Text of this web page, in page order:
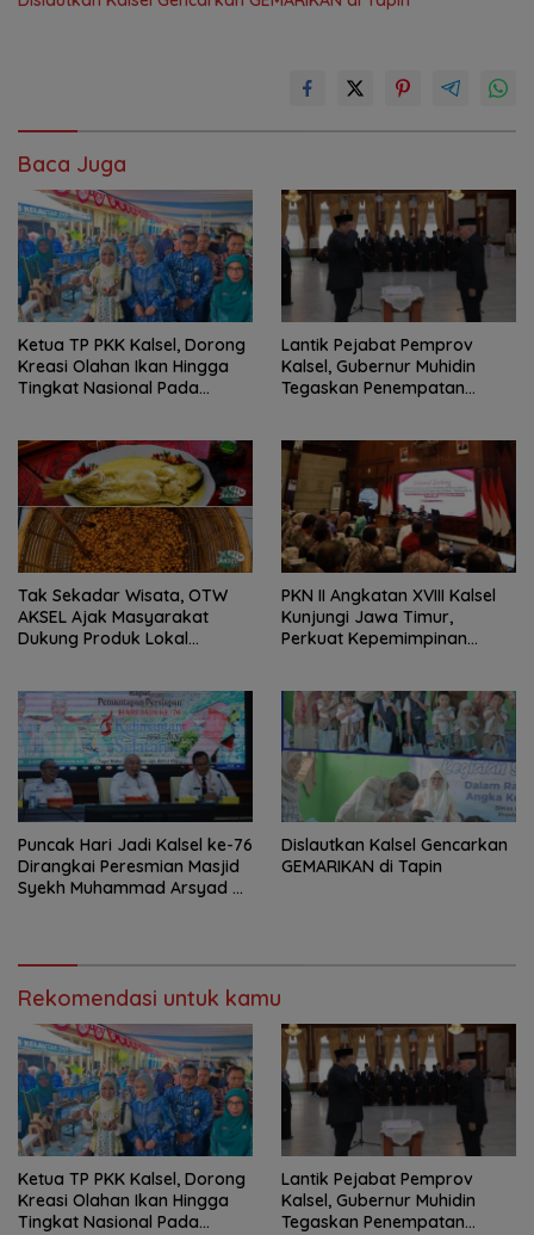
Baca Juga
Ketua TP PKK Kalsel, Dorong
Kreasi Olahan Ikan Hingga
Tingkat Nasional Pada
Lantik Pejabat Pemprov
Kalsel, Gubernur Muhidin
Tegaskan Penempatan
Tak Sekadar Wisata, OTW
AKSEL Ajak Masyarakat
Dukung Produk Lokal
PKN II Angkatan XVIII Kalsel
Kunjungi Jawa Timur,
Perkuat Kepemimpinan
Puncak Hari Jadi Kalsel ke-76
Dirangkai Peresmian Masjid
Syekh Muhammad Arsyad Al
Dislautkan Kalsel Gencarkan
GEMARIKAN di Tapin
Rekomendasi untuk kamu
Ketua TP PKK Kalsel, Dorong
Kreasi Olahan Ikan Hingga
Tingkat Nasional Pada
Lantik Pejabat Pemprov
Kalsel, Gubernur Muhidin
Tegaskan Penempatan